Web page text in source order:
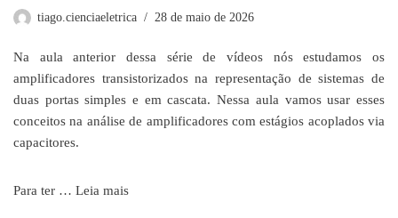
tiago.cienciaeletrica 28 de maio de 2026
Na aula anterior dessa série de vídeos nós estudamos os
amplificadores transistorizados na representação de sistemas de
duas portas simples e em cascata. Nessa aula vamos usar esses
conceitos na análise de amplificadores com estágios acoplados via
capacitores.
Para ter … Leia mais